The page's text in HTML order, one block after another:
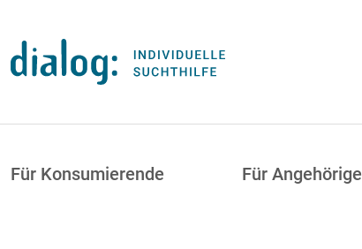
Für Konsumierende Für Angehörige